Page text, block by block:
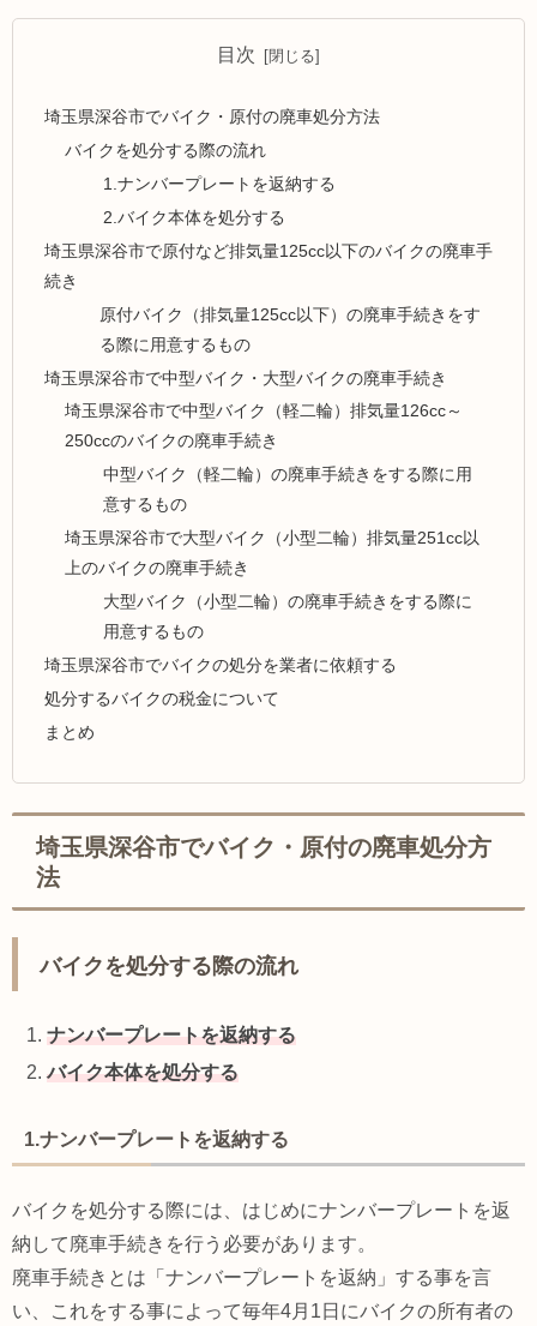
目次
埼玉県深谷市でバイク・原付の廃車処分方法
バイクを処分する際の流れ
1.ナンバープレートを返納する
2.バイク本体を処分する
埼玉県深谷市で原付など排気量125cc以下のバイクの廃車手
続き
原付バイク（排気量125cc以下）の廃車手続きをす
る際に用意するもの
埼玉県深谷市で中型バイク・大型バイクの廃車手続き
埼玉県深谷市で中型バイク（軽二輪）排気量126cc～
250ccのバイクの廃車手続き
中型バイク（軽二輪）の廃車手続きをする際に用
意するもの
埼玉県深谷市で大型バイク（小型二輪）排気量251cc以
上のバイクの廃車手続き
大型バイク（小型二輪）の廃車手続きをする際に
用意するもの
埼玉県深谷市でバイクの処分を業者に依頼する
処分するバイクの税金について
まとめ
埼玉県深谷市でバイク・原付の廃車処分方
法
バイクを処分する際の流れ
ナンバープレートを返納する
バイク本体を処分する
1.ナンバープレートを返納する
バイクを処分する際には、はじめにナンバープレートを返
納して廃車手続きを行う必要があります。
廃車手続きとは「ナンバープレートを返納」する事を言
い、これをする事によって毎年4月1日にバイクの所有者の